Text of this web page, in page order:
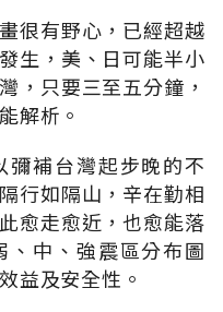
很有野心，已經超越
生，美、日可能半小
，只要三至五分鐘，
解析。
彌補台灣起步晚的不
行如隔山，辛在勤相
愈走愈近，也愈能落
、中、強震區分布圖
益及安全性。